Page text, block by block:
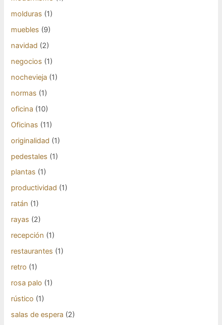
molduras (1)
muebles (9)
navidad (2)
negocios (1)
nochevieja (1)
normas (1)
oficina (10)
Oficinas (11)
originalidad (1)
pedestales (1)
plantas (1)
productividad (1)
ratán (1)
rayas (2)
recepción (1)
restaurantes (1)
retro (1)
rosa palo (1)
rústico (1)
salas de espera (2)